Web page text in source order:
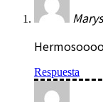
Respuesta